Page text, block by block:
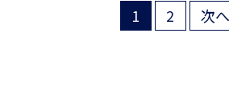
投
1 2 次へ